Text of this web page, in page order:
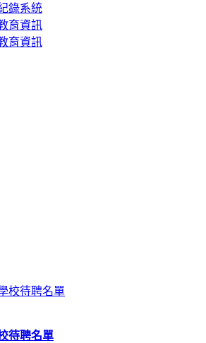
錄系統
育資訊
育資訊
待聘名單